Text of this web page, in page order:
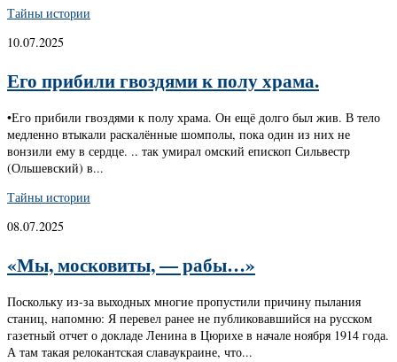
Тайны истории
10.07.2025
Его прибили гвоздями к полу храма.
•Его прибили гвоздями к полу храма. Он ещё долго был жив. В тело
медленно втыкали раскалённые шомполы, пока один из них не
вонзили ему в сердце. .. так умирал омский епископ Сильвестр
(Ольшевский) в...
Тайны истории
08.07.2025
«Мы, московиты, — рабы…»
Поскольку из-за выходных многие пропустили причину пылания
станиц, напомню: Я перевел ранее не публиковавшийся на русском
газетный отчет о докладе Ленина в Цюрихе в начале ноября 1914 года.
А там такая релокантская славаукраине, что...